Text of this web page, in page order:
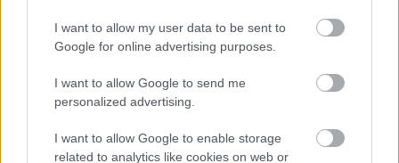
I want to allow my user data to be sent to
Google for online advertising purposes.
I want to allow Google to send me
personalized advertising.
I want to allow Google to enable storage
related to analytics like cookies on web or
CZUNYINÉ HARCA A GMAIL ÉS AZ ÖNKÉNY ELLEN
FIÓKJÁT